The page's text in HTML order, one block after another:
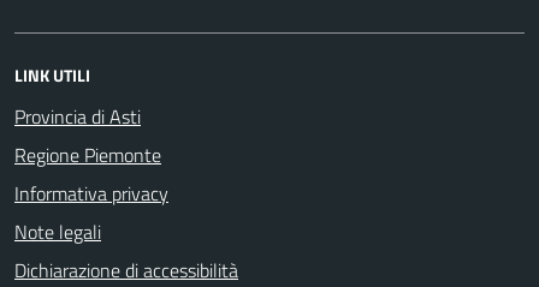
LINK UTILI
Provincia di Asti
Regione Piemonte
Informativa privacy
Note legali
Dichiarazione di accessibilità